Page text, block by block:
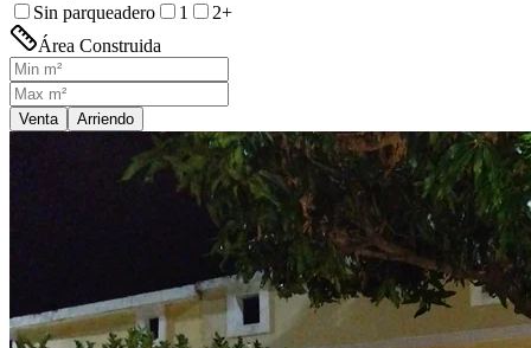
Sin parqueadero
1
2+
Área Construida
Venta Arriendo